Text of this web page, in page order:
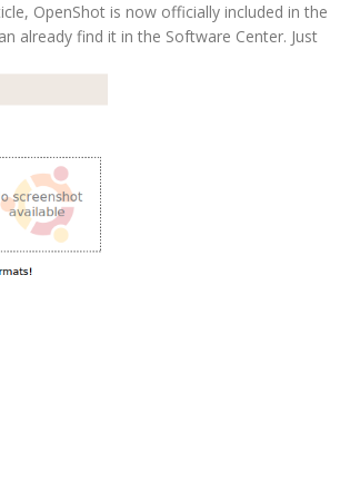
OpenShot is now officially included in the
already find it in the Software Center. Just